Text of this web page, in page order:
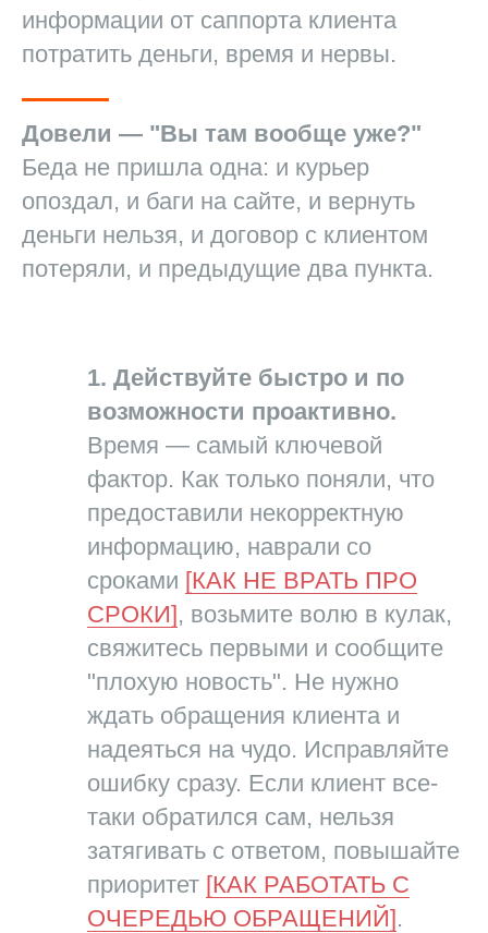
информации от саппорта клиента
потратить деньги, время и нервы.
Довели — "Вы там вообще уже?"
Беда не пришла одна: и курьер
опоздал, и баги на сайте, и вернуть
деньги нельзя, и договор с клиентом
потеряли, и предыдущие два пункта.
1. Действуйте быстро и по
возможности проактивно.
Время — самый ключевой
фактор. Как только поняли, что
предоставили некорректную
информацию, наврали со
сроками [КАК НЕ ВРАТЬ ПРО
СРОКИ], возьмите волю в кулак,
свяжитесь первыми и сообщите
"плохую новость". Не нужно
ждать обращения клиента и
надеяться на чудо. Исправляйте
ошибку сразу. Если клиент все-
таки обратился сам, нельзя
затягивать с ответом, повышайте
приоритет [КАК РАБОТАТЬ С
ОЧЕРЕДЬЮ ОБРАЩЕНИЙ].